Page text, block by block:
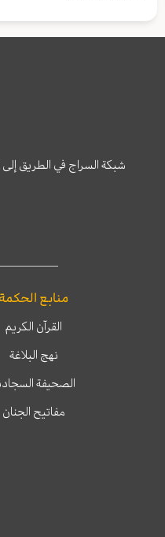
شبكة السراج في الطريق
منابع الحكمة
القرآن الكريم
نهج البلاغة
الصحيفة
مفاتيح الجنان